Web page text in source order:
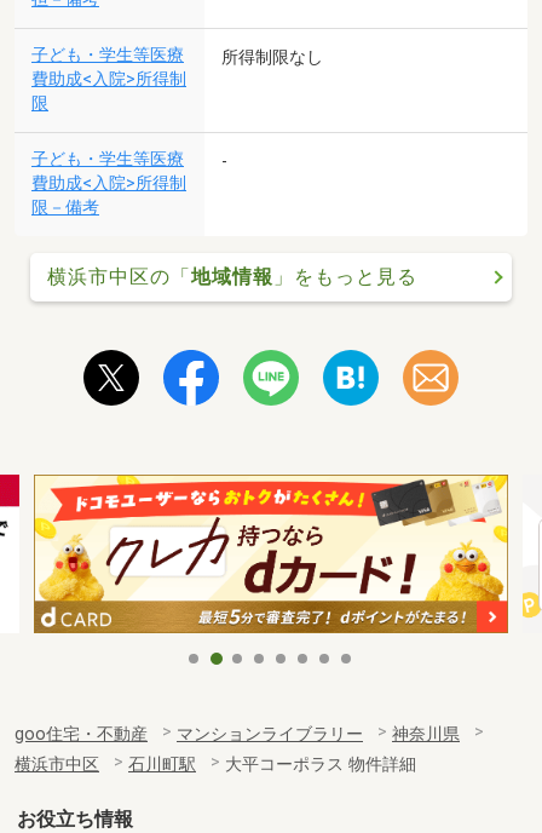
子ども・学生等医療
費助成<入院>所得制
限
所得制限なし
子ども・学生等医療
費助成<入院>所得制
限－備考
-
横浜市中区の「地域情報 」をもっと見る
goo住宅・不動産 マンションライブラリー
神奈川県
横浜市中区
石川町駅 大平コーポラス 物件詳細
お役立ち情報